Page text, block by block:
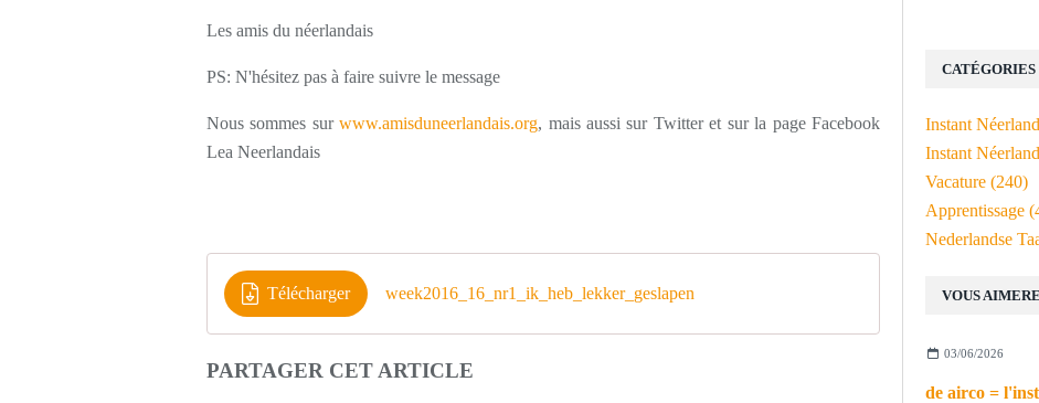
Les amis du néerlandais
PS: N'hésitez pas à faire suivre le message
Nous sommes surwww.amisduneerlandais.org, mais aussi sur Twitter et sur la page Facebook
Lea Neerlandais
Télécharger week2016_16_nr1_ik_heb_lekker_geslapen
PARTAGER CET ARTICLE
VOUS
03/06/2026
CATÉGORIES
Instant
Instant
Vacature (240)
Apprentissage
Nederlandse